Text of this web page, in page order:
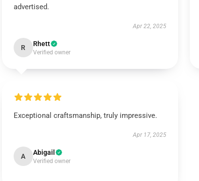
advertised.
Apr 22, 2025
R Rhett
Verified owner
Exceptional craftsmanship, truly impressive.
Apr 17, 2025
A Abigail
Verified owner